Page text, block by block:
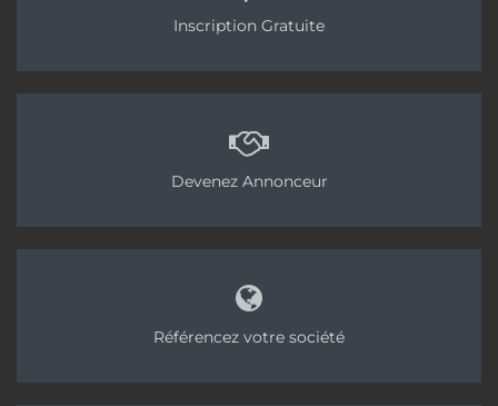
Inscription Gratuite
Devenez Annonceur
Référencez votre société